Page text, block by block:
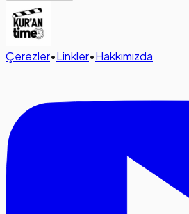
Çerezler•Linkler•Hakkımızda